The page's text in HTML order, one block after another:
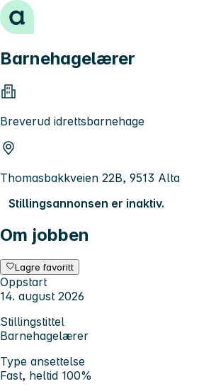
Hopp til innhold
Barnehagelærer
Breverud idrettsbarnehage
Thomasbakkveien 22B, 9513 Alta
Stillingsannonsen er inaktiv.
Om jobben
Lagre favoritt
Oppstart
14. august 2026
Stillingstittel
Barnehagelærer
Type ansettelse
Fast, heltid 100%